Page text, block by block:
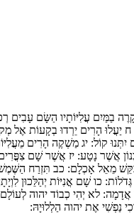
בַמַּיִם עֲ‍לִיּוֹתָיו הַשָּׂם עָבִים
ח יַעֲלוּ הָרִים יֵרְדוּ בְקָעוֹת אֶל
קוֹל: יג מַשְׁקֶה הָרִים
אֲשֶׁר נָטָע: יז אֲשֶׁר שָׁם צִפֳּרִים
מֵאֵל אָכְלָם: כב תִּזְרַח הַשֶּׁמֶשׁ
כו שָׁם אֳנִיּוֹת יְהַלֵּכוּן
אֲדָמָה: לא יְהִי כְבוֹד יהוה
נַפְשִׁי אֶת יהוה הַלְלוּיָהּ: